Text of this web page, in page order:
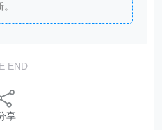
END
享